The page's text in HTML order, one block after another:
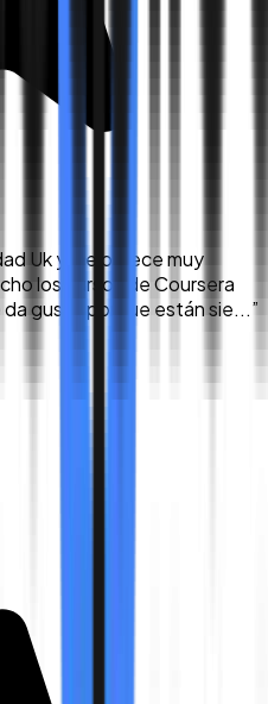
Uk y me parece muy
los cursos de Coursera
gusto porque están sie...”